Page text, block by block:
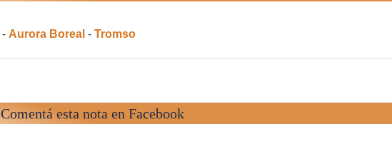
- Aurora Boreal - Tromso
Comentá esta nota en Facebook